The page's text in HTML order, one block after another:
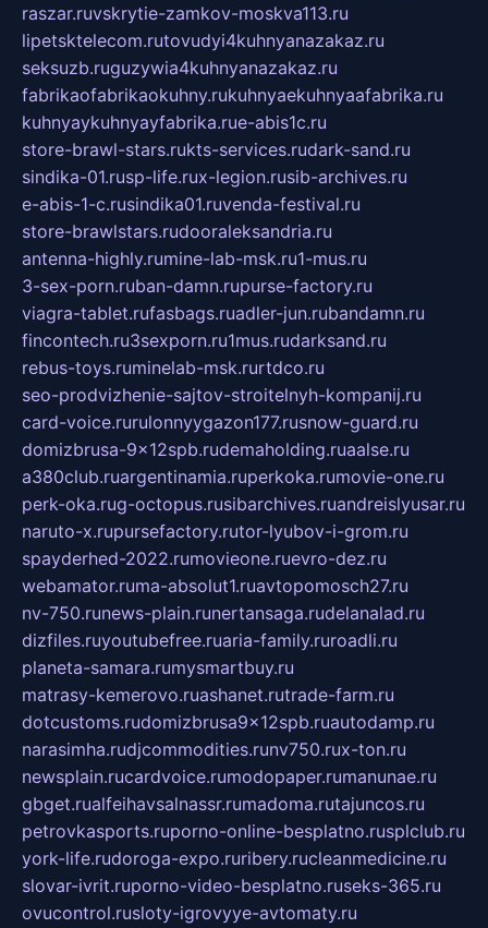
raszar.ruvskrytie-zamkov-moskva113.ru
lipetsktelecom.rutovudyi4kuhnyanazakaz.ru
seksuzb.ruguzywia4kuhnyanazakaz.ru
fabrikaofabrikaokuhny.rukuhnyaekuhnyaafabrika.ru
kuhnyaykuhnyayfabrika.rue-abis1c.ru
store-brawl-stars.rukts-services.rudark-sand.ru
sindika-01.rusp-life.rux-legion.rusib-archives.ru
e-abis-1-c.rusindika01.ruvenda-festival.ru
store-brawlstars.rudooraleksandria.ru
antenna-highly.rumine-lab-msk.ru1-mus.ru
3-sex-porn.ruban-damn.rupurse-factory.ru
viagra-tablet.rufasbags.ruadler-jun.rubandamn.ru
fincontech.ru3sexporn.ru1mus.rudarksand.ru
rebus-toys.ruminelab-msk.rurtdco.ru
seo-prodvizhenie-sajtov-stroitelnyh-kompanij.ru
card-voice.rurulonnyygazon177.rusnow-guard.ru
domizbrusa-9x12spb.rudemaholding.ruaalse.ru
a380club.ruargentinamia.ruperkoka.rumovie-one.ru
perk-oka.rug-octopus.rusibarchives.ruandreislyusar.ru
naruto-x.rupursefactory.rutor-lyubov-i-grom.ru
spayderhed-2022.rumovieone.ruevro-dez.ru
webamator.ruma-absolut1.ruavtopomosch27.ru
nv-750.runews-plain.runertansaga.rudelanalad.ru
dizfiles.ruyoutubefree.ruaria-family.ruroadli.ru
planeta-samara.rumysmartbuy.ru
matrasy-kemerovo.ruashanet.rutrade-farm.ru
dotcustoms.rudomizbrusa9x12spb.ruautodamp.ru
narasimha.rudjcommodities.runv750.rux-ton.ru
newsplain.rucardvoice.rumodopaper.rumanunae.ru
gbget.rualfeihavsalnassr.rumadoma.rutajuncos.ru
petrovkasports.ruporno-online-besplatno.rusplclub.ru
york-life.rudoroga-expo.ruribery.rucleanmedicine.ru
slovar-ivrit.ruporno-video-besplatno.ruseks-365.ru
ovucontrol.rusloty-igrovyye-avtomaty.ru